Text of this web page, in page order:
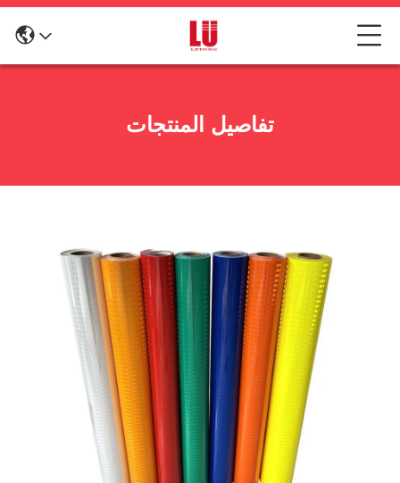
تفاصيل المنتجات